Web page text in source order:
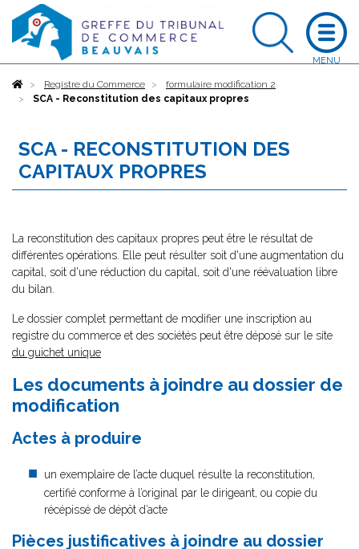
AccueilRegistre du Commerce
formulaire modification 2
SCA - Reconstitution des capitaux propres
SCA - RECONSTITUTION DES
CAPITAUX PROPRES
La reconstitution des capitaux propres peut être le résultat de
différentes opérations. Elle peut résulter soit d'une augmentation du
capital, soit d'une réduction du capital, soit d'une réévaluation libre
du bilan.
Le dossier complet permettant de modifier une inscription au
registre du commerce et des sociétés peut être déposé sur le site
du guichet unique
Les documents à joindre au dossier de
modification
Actes à produire
un exemplaire de l’acte duquel résulte la reconstitution,
certifié conforme à l’original par le dirigeant, ou copie du
récépissé de dépôt d’acte
Pièces justificatives à joindre au dossier